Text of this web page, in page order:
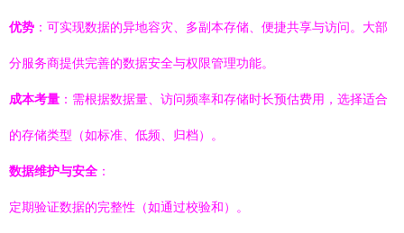
优势 ：可实现数据的异地容灾、多副本存储、便捷共享与访问。大部
分服务商提供完善的数据安全与权限管理功能。
成本考量 ：需根据数据量、访问频率和存储时长预估费用，选择适合
的存储类型（如标准、低频、归档）。
数据维护与安全 ：
定期验证数据的完整性（如通过校验和）。